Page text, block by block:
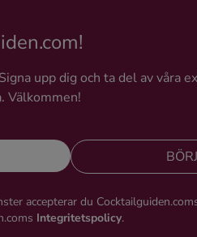
upp dig och ta del av våra
Välkommen!
accepterar du
Integritetspolicy.